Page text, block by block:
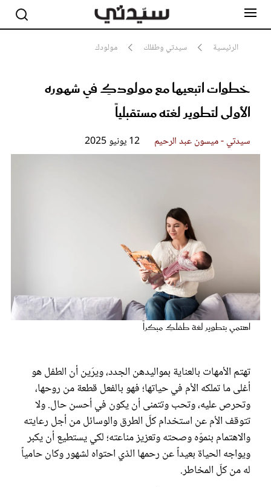
الرئيسية سيدتي وطفلك مولودك
خطوات اتبعيها مع مولودكِ في شهوره
الأولى لتطوير لغته مستقبلياً
سيدتي - ميسون عبد الرحيم 12 يونيو 2025
اهتمي بتطوير لغة طفلكِ مبكراً
تهتم الأمهات بالعناية بمواليدهن الجدد، ويرَين أن الطفل هو
أغلى ما تملكه الأم في حياتها؛ فهو بالفعل قطعة من روحها،
وتحرص عليه، وتحب وتتمنى أن يكون في أحسن حال. ولا
تتوقف الأم عن استخدام كلّ الطرق والوسائل من أجل رعايته
والاهتمام بنموّه وصحته وتعزيز مناعته؛ لكي يستطيع أن يكبر
ويواجه الحياة بعيداً عن رحمها الذي احتواه لشهور وكان حامياً
له من كلّ المخاطر.
مشاهير
جمال
سيدتي وطفلك
لايف ستايل
عروس سيدتي
مجلة سيدتي